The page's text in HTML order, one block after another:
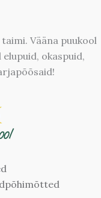
Vääna puukool
okaspuid,